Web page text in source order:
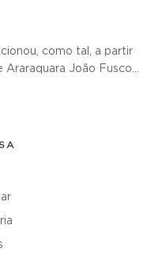
como tal, a partir
Araraquara João Fusco...